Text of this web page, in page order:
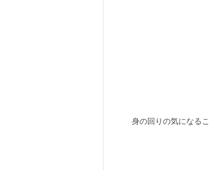
身の回りの気になる